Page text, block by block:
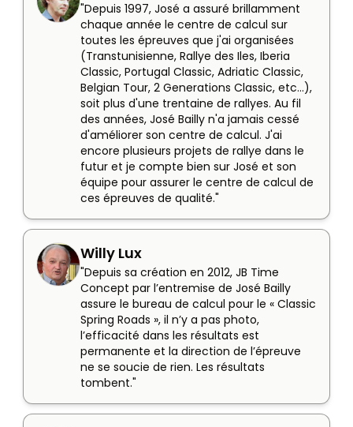
"Depuis 1997, José a assuré brillamment
chaque année le centre de calcul sur
toutes les épreuves que j'ai organisées
(Transtunisienne, Rallye des Iles, Iberia
Classic, Portugal Classic, Adriatic Classic,
Belgian Tour, 2 Generations Classic, etc...),
soit plus d'une trentaine de rallyes. Au fil
des années, José Bailly n'a jamais cessé
d'améliorer son centre de calcul. J'ai
encore plusieurs projets de rallye dans le
futur et je compte bien sur José et son
équipe pour assurer le centre de calcul de
ces épreuves de qualité."
Willy Lux
"Depuis sa création en 2012, JB Time
Concept par l’entremise de José Bailly
assure le bureau de calcul pour le « Classic
Spring Roads », il n’y a pas photo,
l’efficacité dans les résultats est
permanente et la direction de l’épreuve
ne se soucie de rien. Les résultats
tombent."